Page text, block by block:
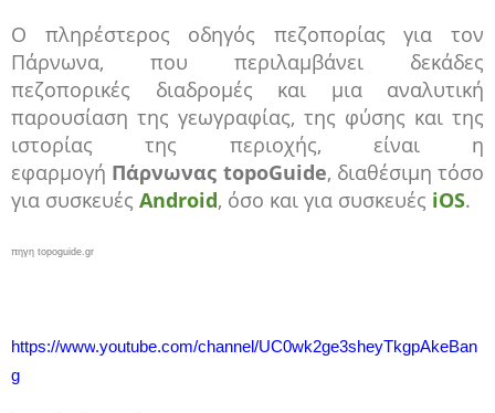
Ο πληρέστερος οδηγός πεζοπορίας για τον
Πάρνωνα, που περιλαμβάνει δεκάδες
πεζοπορικές διαδρομές και μια αναλυτική
παρουσίαση της γεωγραφίας, της φύσης και της
ιστορίας της περιοχής, είναι η
εφαρμογή Πάρνωνας topoGuide, διαθέσιμη τόσο
για συσκευές Android, όσο και για συσκευές iOS.
πηγη topoguide.gr
https://www.youtube.com/channel/UC0wk2ge3sheyTkgpAkeBan
g